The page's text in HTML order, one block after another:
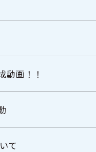
動画！！
て